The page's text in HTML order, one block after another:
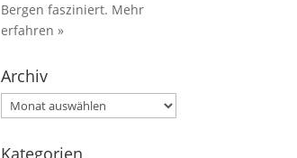
Bergen fasziniert. Mehr
erfahren »
Archiv
Archiv
Kategorien